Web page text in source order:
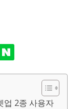
업 2종 사용자